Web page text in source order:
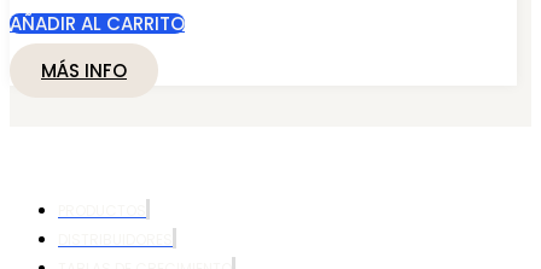
AÑADIR AL CARRITO
MÁS INFO